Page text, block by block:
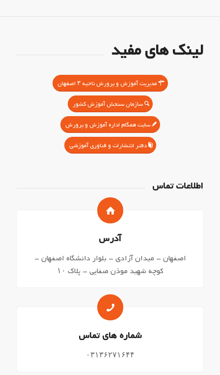
لینک های مفید
مدیریت آموزش و پرورش ناحیه ۳ اصفهان
سازمان سنجش آموزش کشور
سایت همگام اداره آموزش و پرورش
دفتر انتشارات و فناوری آموزشی
اطلاعات تماس
آدرس
اصفهان – میدان آزادی – بلوار دانشگاه اصفهان –
کوچه شهید موذن صفایی – پلاک ۱۰
شماره های تماس
۰۳۱۳۶۲۷۱۶۴۴